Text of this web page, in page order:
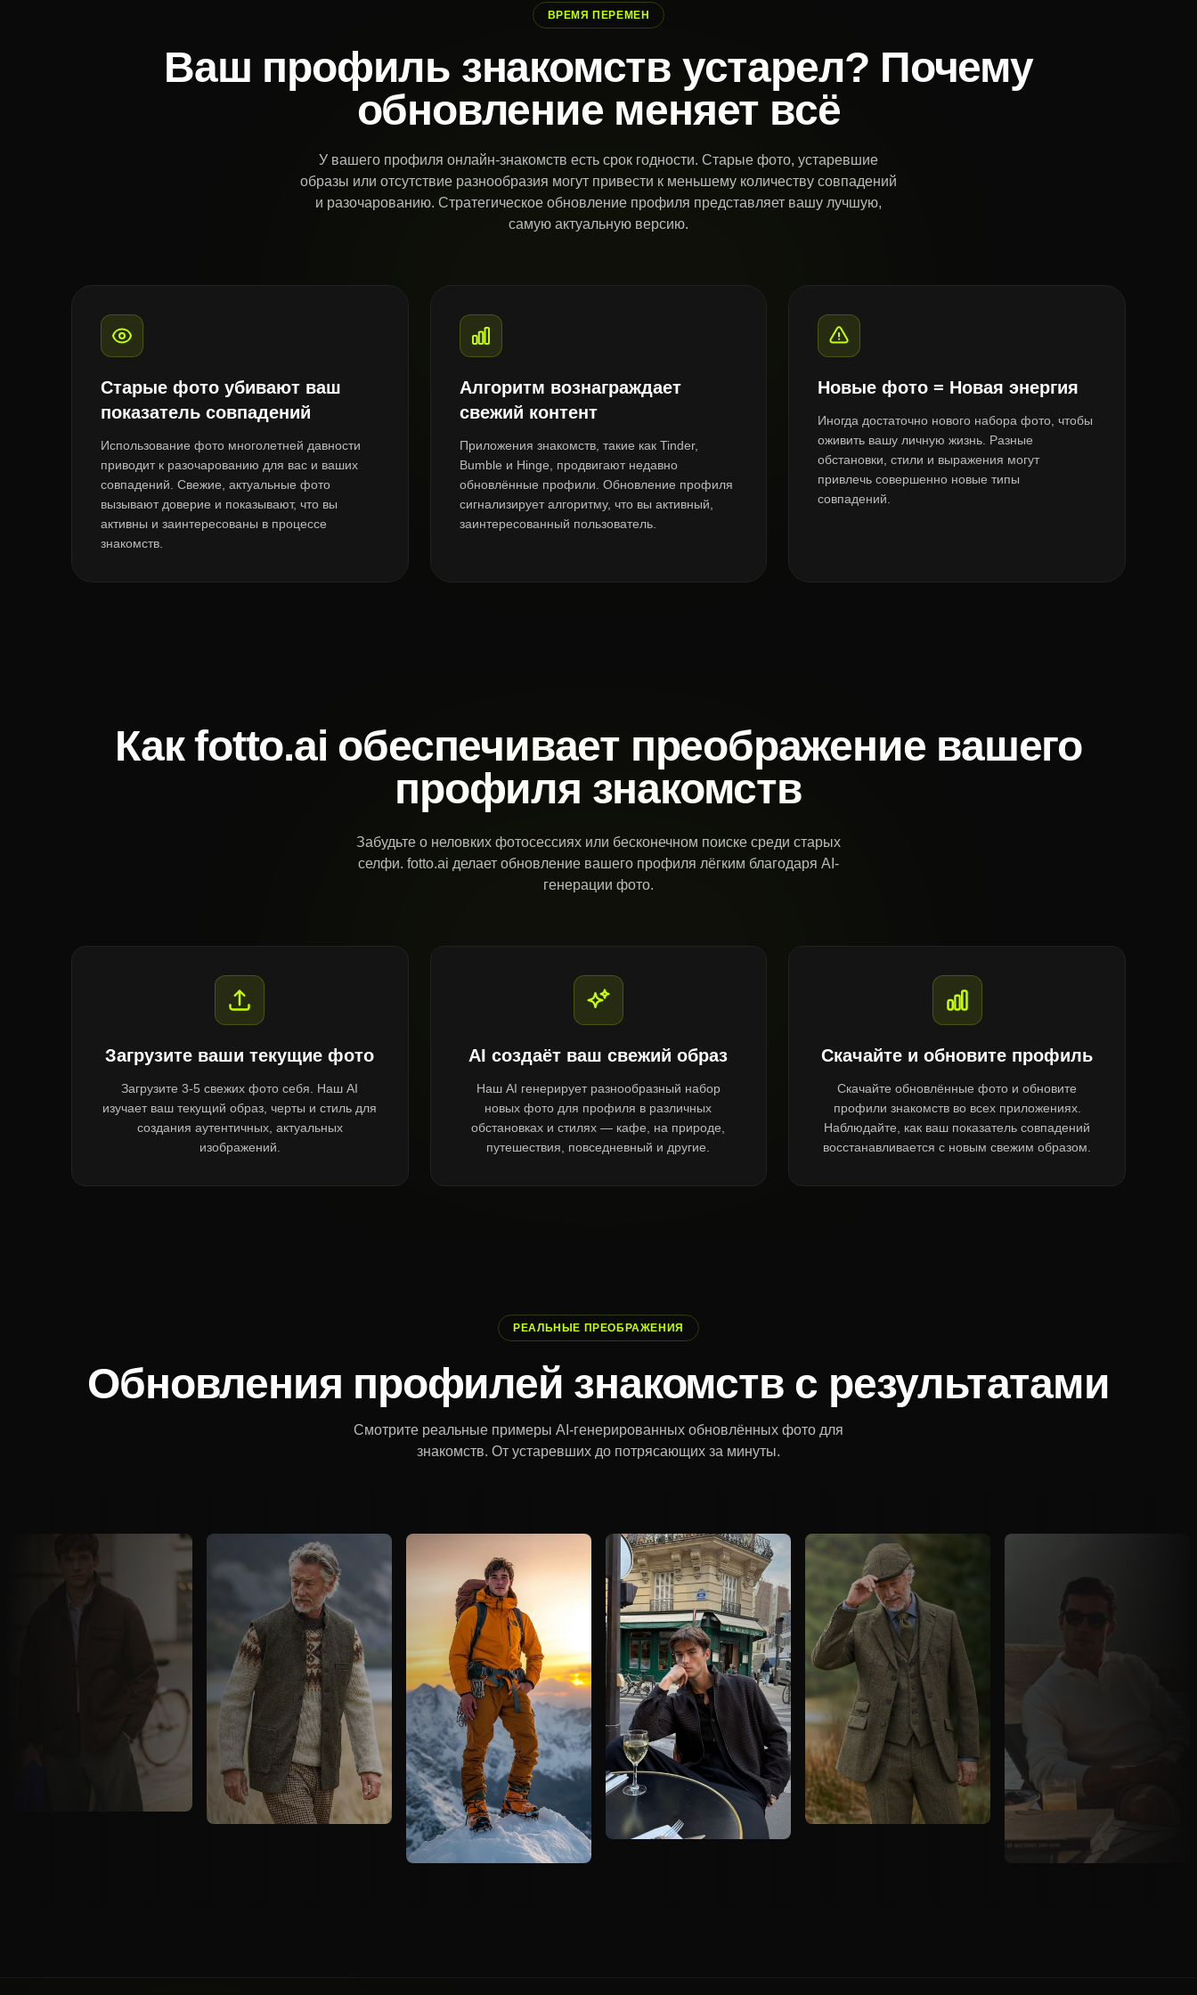
ВРЕМЯ ПЕРЕМЕН
Ваш профиль знакомств устарел? Почему
обновление меняет всё
У вашего профиля онлайн-знакомств есть срок годности. Старые фото, устаревшие
образы или отсутствие разнообразия могут привести к меньшему количеству совпадений
и разочарованию. Стратегическое обновление профиля представляет вашу лучшую,
самую актуальную версию.
Старые фото убивают ваш
показатель совпадений
Использование фото многолетней давности
приводит к разочарованию для вас и ваших
совпадений. Свежие, актуальные фото
вызывают доверие и показывают, что вы
активны и заинтересованы в процессе
знакомств.
Алгоритм вознаграждает
свежий контент
Приложения знакомств, такие как Tinder,
Bumble и Hinge, продвигают недавно
обновлённые профили. Обновление профиля
сигнализирует алгоритму, что вы активный,
заинтересованный пользователь.
Новые фото = Новая энергия
Иногда достаточно нового набора фото, чтобы
оживить вашу личную жизнь. Разные
обстановки, стили и выражения могут
привлечь совершенно новые типы
совпадений.
Как fotto.ai обеспечивает преображение вашего
профиля знакомств
Забудьте о неловких фотосессиях или бесконечном поиске среди старых
селфи. fotto.ai делает обновление вашего профиля лёгким благодаря AI-
генерации фото.
Загрузите ваши текущие фото
Загрузите 3-5 свежих фото себя. Наш AI
изучает ваш текущий образ, черты и стиль для
создания аутентичных, актуальных
изображений.
AI создаёт ваш свежий образ
Наш AI генерирует разнообразный набор
новых фото для профиля в различных
обстановках и стилях — кафе, на природе,
путешествия, повседневный и другие.
Скачайте и обновите профиль
Скачайте обновлённые фото и обновите
профили знакомств во всех приложениях.
Наблюдайте, как ваш показатель совпадений
восстанавливается с новым свежим образом.
РЕАЛЬНЫЕ ПРЕОБРАЖЕНИЯ
Обновления профилей знакомств с результатами
Смотрите реальные примеры AI-генерированных обновлённых фото для
знакомств. От устаревших до потрясающих за минуты.